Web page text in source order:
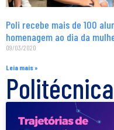
Poli recebe mais de 100
homenagem ao dia da
09/03/2020
Leia mais »